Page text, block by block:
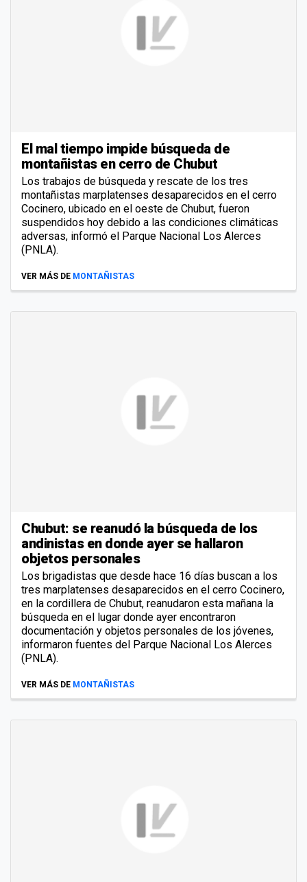
El mal tiempo impide búsqueda de
montañistas en cerro de Chubut
Los trabajos de búsqueda y rescate de los tres
montañistas marplatenses desaparecidos en el cerro
Cocinero, ubicado en el oeste de Chubut, fueron
suspendidos hoy debido a las condiciones climáticas
adversas, informó el Parque Nacional Los Alerces
(PNLA).
VER MÁS DE MONTAÑISTAS
Chubut: se reanudó la búsqueda de los
andinistas en donde ayer se hallaron
objetos personales
Los brigadistas que desde hace 16 días buscan a los
tres marplatenses desaparecidos en el cerro Cocinero,
en la cordillera de Chubut, reanudaron esta mañana la
búsqueda en el lugar donde ayer encontraron
documentación y objetos personales de los jóvenes,
informaron fuentes del Parque Nacional Los Alerces
(PNLA).
VER MÁS DE MONTAÑISTAS